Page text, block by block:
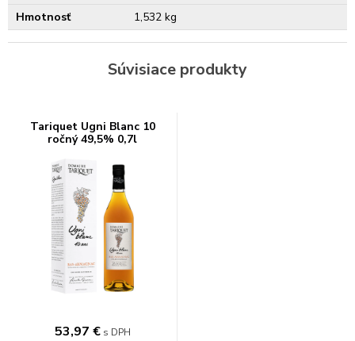
Hmotnosť
1,532 kg
Súvisiace produkty
Tariquet Ugni Blanc 10
ročný 49,5% 0,7l
53,97 € s DPH